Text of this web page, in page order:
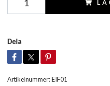
Dela
Artikelnummer:EIF01